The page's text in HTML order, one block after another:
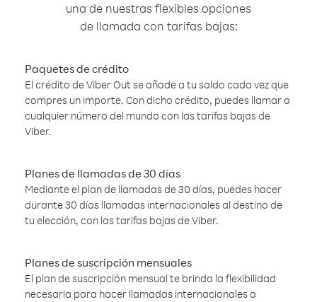
una de nuestras flexibles opciones
de llamada con tarifas bajas:
Paquetes de crédito
El crédito de Viber Out se añade a tu saldo cada vez que
compres un importe. Con dicho crédito, puedes llamar a
cualquier número del mundo con las tarifas bajas de
Viber.
Planes de llamadas de 30 días
Mediante el plan de llamadas de 30 días, puedes hacer
durante 30 días llamadas internacionales al destino de
tu elección, con las tarifas bajas de Viber.
Planes de suscripción mensuales
El plan de suscripción mensual te brinda la flexibilidad
necesaria para hacer llamadas internacionales a